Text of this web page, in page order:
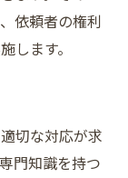
依頼者の権利
します。
切な対応が求
門知識を持つ